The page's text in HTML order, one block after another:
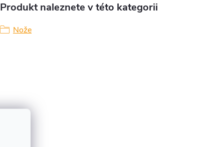
Produkt naleznete v této kategorii
Nože